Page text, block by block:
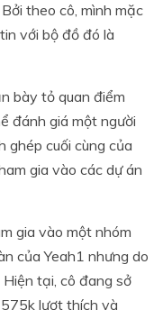
theo cô, mình mặc
với bộ đồ đó là
bày tỏ quan điểm
đánh giá một người
ghép cuối cùng của
gia vào các dự án
gia vào một nhóm
của Yeah1 nhưng do
tại, cô đang sở
lượt thích và